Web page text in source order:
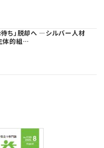
待ち」脱却へ ―シルバー人材
体的組…